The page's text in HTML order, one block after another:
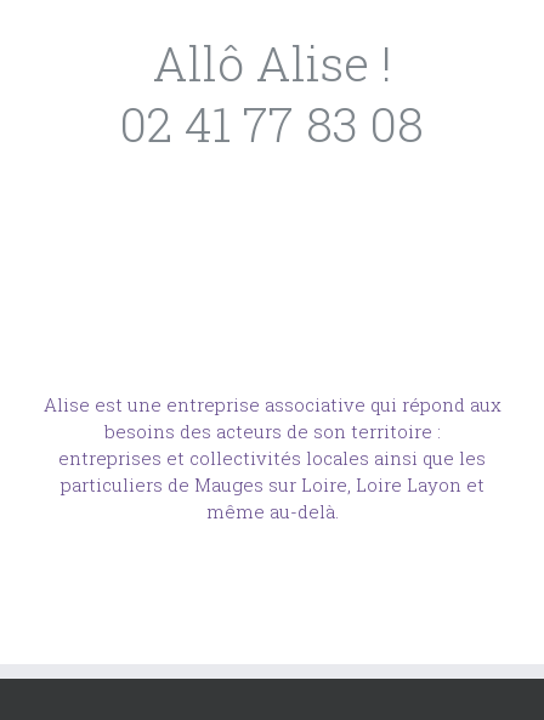
Allô Alise !
02 41 77 83 08
Alise est une entreprise associative qui répond aux
besoins des acteurs de son territoire :
entreprises et collectivités locales ainsi que les
particuliers de Mauges sur Loire, Loire Layon et
même au-delà.